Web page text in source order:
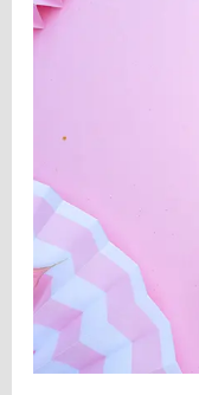
Hormônio
seu
na
Fertilidade
Feminina